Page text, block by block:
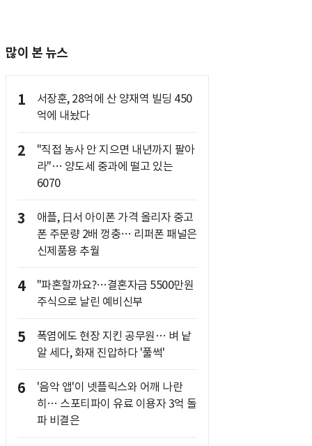
많이 본 뉴스
1
서장훈, 28억에 산 양재역 빌딩 450
억에 내놨다
2
"직접 농사 안 지으면 내년까지 팔아
라"… 양도세 중과에 떨고 있는
6070
3
애플, 日서 아이폰 가격 올리자 중고
폰 주문량 2배 껑충… 리퍼폰 패널은
신제품용 추월
4
"파혼할까요?…결혼자금 5500만원
주식으로 날린 예비신부
5
폭염에도 현장 지킨 공무원… 벼 낱
알 세다, 화재 진압하다 '풀썩'
6
'음악 앱'이 넷플릭스와 어깨 나란
히… 스포티파이 유료 이용자 3억 돌
파 비결은